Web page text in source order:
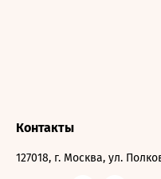
Контакты
127018, г. Москва, ул.